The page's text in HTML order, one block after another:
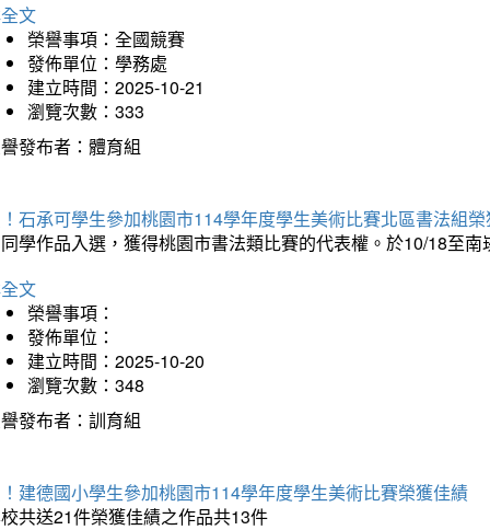
文
榮譽事項：全國競賽
發佈單位：學務處
建立時間：2025-10-21
瀏覽次數：333
發布者：體育組
石承可學生參加桃園市114學年度學生美術比賽北區書法組
學作品入選，獲得桃園市書法類比賽的代表權。於10/18至
文
榮譽事項：
發佈單位：
建立時間：2025-10-20
瀏覽次數：348
發布者：訓育組
建德國小學生參加桃園市114學年度學生美術比賽榮獲佳績
共送21件榮獲佳績之作品共13件